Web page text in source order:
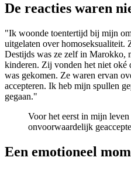
De reacties waren
"Ik woonde toentertijd bij mijn
uitgelaten over
Destijds was ze zelf in Marokko,
kinderen. Zij vonden het niet
was gekomen. Ze waren ervan
accepteren. Ik heb mijn spullen
gegaan."
Voor het eerst in mijn
onvoorwaardelijk
Een emotioneel